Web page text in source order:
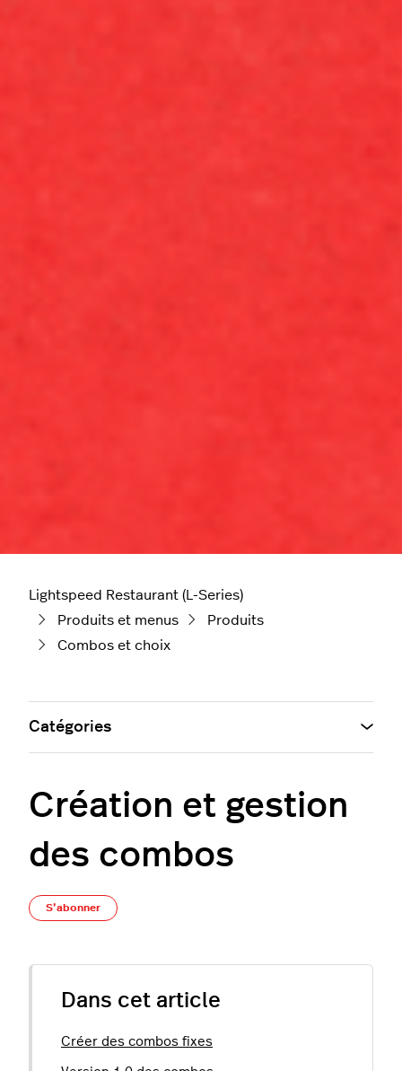
Lightspeed Restaurant (L-Series)
Produits et menus
Produits
Combos et choix
Création et gestion
des combos
S’abonner
Dans cet article
Créer des combos fixes
Catégories